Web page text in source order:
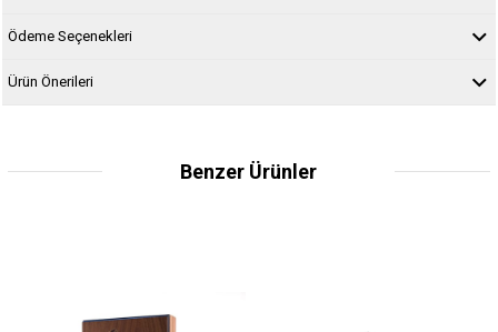
Ödeme Seçenekleri
Ürün Önerileri
Benzer Ürünler